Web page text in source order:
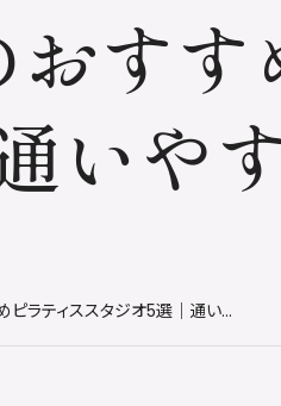
す
いや
元住吉のおすすめピラティススタジオ5選｜通いやすさ・口コミ・料金を比較